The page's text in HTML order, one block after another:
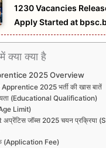
1230 Vacancies
Apply Started at
क्या क्या है
2025 Overview
2025 भर्ती की खास बातें
(Educational Qualification)
Limit)
अप्रेंटिस जॉब्स 2025 चयन प्रक्रिया
(Application Fee)